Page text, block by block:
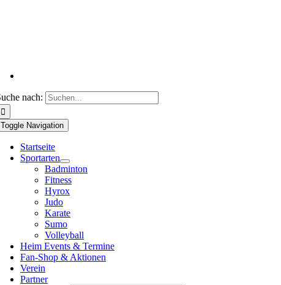
nach:
Toggle Navigation
Startseite
Sportarten
Badminton
Fitness
Hyrox
Judo
Karate
Sumo
Volleyball
Heim Events & Termine
Fan-Shop & Aktionen
Verein
Partner